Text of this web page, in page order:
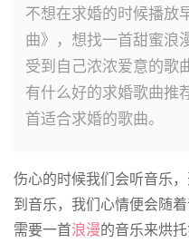
不想在求婚的时候播放
曲》，想找一首甜蜜浪
受到自己浓浓爱意的歌
有什么好的求婚歌曲推
首适合求婚的歌曲。
伤心的时候我们会听音乐
到音乐，我们心情便会随
需要一首浪漫的音乐来烘